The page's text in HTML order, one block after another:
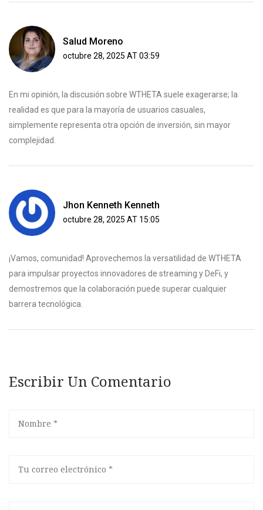
Salud Moreno
octubre 28, 2025 AT 03:59
En mi opinión, la discusión sobre WTHETA suele exagerarse; la
realidad es que para la mayoría de usuarios casuales,
simplemente representa otra opción de inversión, sin mayor
complejidad.
Jhon Kenneth Kenneth
octubre 28, 2025 AT 15:05
¡Vamos, comunidad! Aprovechemos la versatilidad de WTHETA
para impulsar proyectos innovadores de streaming y DeFi, y
demostremos que la colaboración puede superar cualquier
barrera tecnológica.
Escribir Un Comentario